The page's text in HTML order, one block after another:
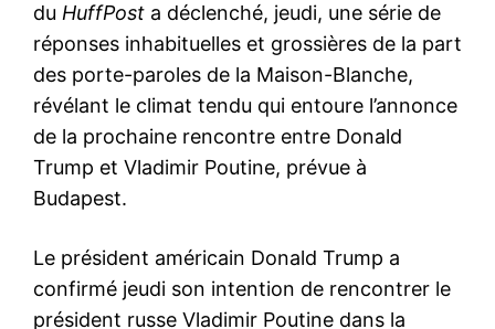
du HuffPost a déclenché, jeudi, une série de
réponses inhabituelles et grossières de la part
des porte-paroles de la Maison-Blanche,
révélant le climat tendu qui entoure l’annonce
de la prochaine rencontre entre Donald
Trump et Vladimir Poutine, prévue à
Budapest.
Le président américain Donald Trump a
confirmé jeudi son intention de rencontrer le
président russe Vladimir Poutine dans la